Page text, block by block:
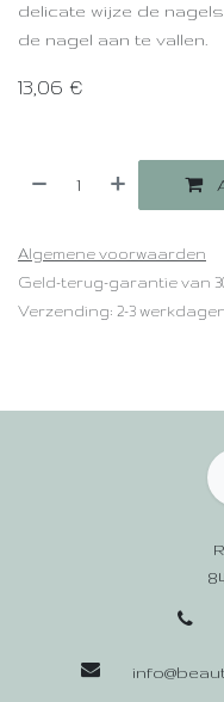
delicate wijze de
de nagel aan te vallen.
13,06 €
Algemene voorwaarden
Geld-terug-garantie van
Verzending: 2-3